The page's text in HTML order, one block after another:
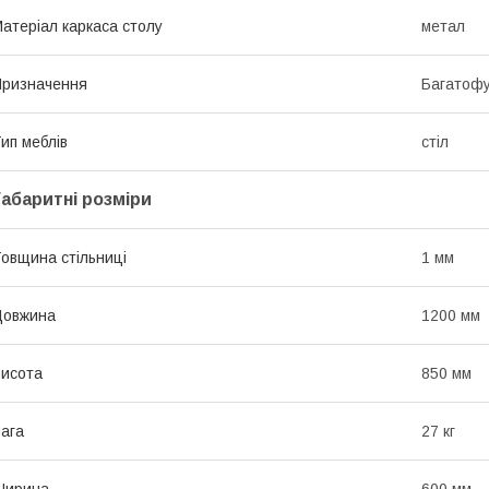
каркаса столу метал
меблів стіл
розміри
стільниці 1 мм
1200 мм
850 мм
27 кг